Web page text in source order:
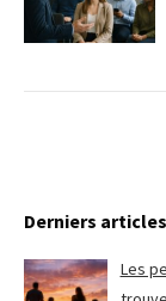
Derniers articles
Les